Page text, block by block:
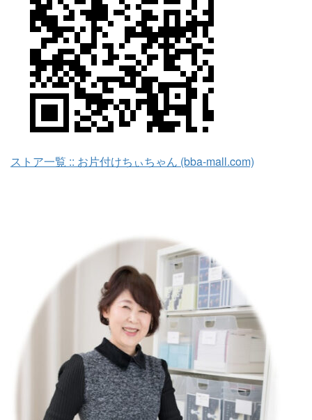
ストア一覧 :: お片付けちぃちゃん (bba-mall.com)